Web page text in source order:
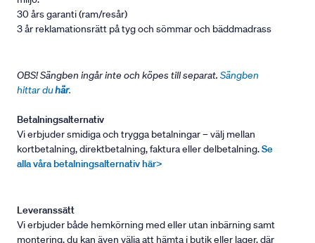
30 års garanti (ram/resår)
3 år reklamationsrätt på tyg och sömmar och bäddmadrass
OBS! Sängben ingår inte och köpes till separat. Sängben
hittar duhär.
Betalningsalternativ
Vi erbjuder smidiga och trygga betalningar – välj mellan
kortbetalning, direktbetalning, faktura eller delbetalning.Se
alla våra betalningsalternativ här>
Leveranssätt
Vi erbjuder både hemkörning med eller utan inbärning samt
montering, du kan även välja att hämta i butik eller lager, där